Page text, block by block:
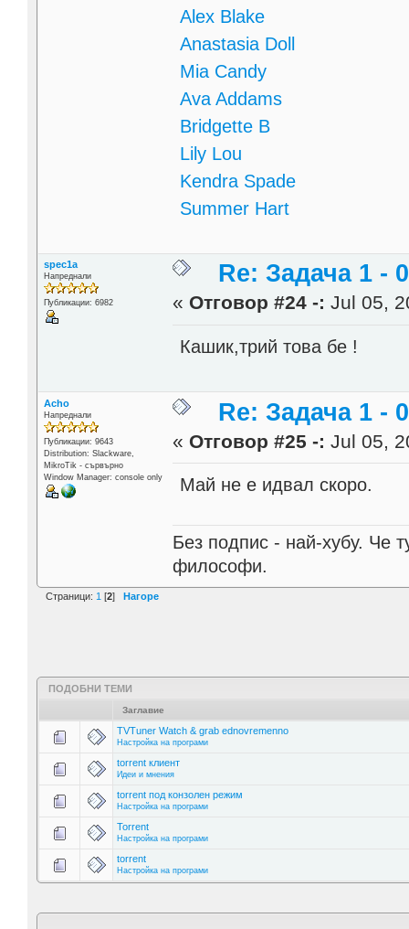
Alex Blake
Anastasia Doll
Mia Candy
Ava Addams
Bridgette B
Lily Lou
Kendra Spade
Summer Hart
spec1a
Напреднали
Публикации: 6982
Re: Задача 1 -
« Отговор #24 -: Jul 05,
Кашик,трий това бе !
Acho
Напреднали
Публикации: 9643
Distribution: Slackware,
MikroTik - сървърно
Window Manager: console only
Re: Задача 1 -
« Отговор #25 -: Jul 05,
Май не е идвал скоро.
Без подпис - най-хубу. Че
философи.
Страници: 1 [2] Нагоре
ПОДОБНИ ТЕМИ
Заглавие
TVTuner Watch & grab ednovremenno
Настройка на програми
torrent клиент
Идеи и мнения
torrent под конзолен режим
Настройка на програми
Torrent
Настройка на програми
torrent
Настройка на програми